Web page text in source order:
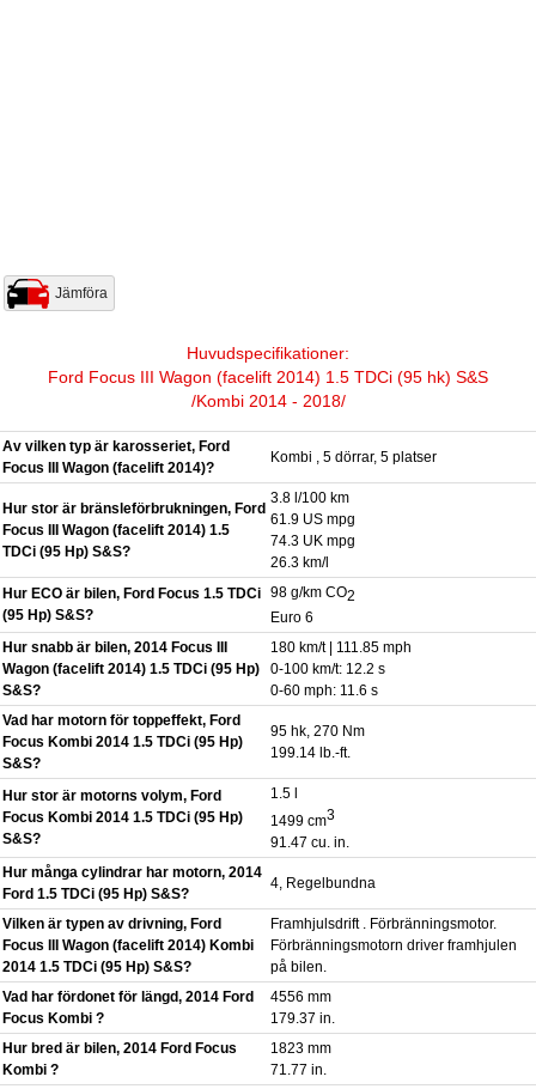
Jämföra
Huvudspecifikationer:
Ford Focus III Wagon (facelift 2014) 1.5 TDCi (95 hk) S&S
/Kombi 2014 - 2018/
Av vilken typ är karosseriet, Ford
Focus III Wagon (facelift 2014)?
Kombi , 5 dörrar, 5 platser
Hur stor är bränsleförbrukningen, Ford
Focus III Wagon (facelift 2014) 1.5
TDCi (95 Hp) S&S?
3.8 l/100 km
61.9 US mpg
74.3 UK mpg
26.3 km/l
Hur ECO är bilen, Ford Focus 1.5 TDCi
(95 Hp) S&S?
98 g/km CO2
Euro 6
Hur snabb är bilen, 2014 Focus III
Wagon (facelift 2014) 1.5 TDCi (95 Hp)
S&S?
180 km/t | 111.85 mph
0-100 km/t: 12.2 s
0-60 mph: 11.6 s
Vad har motorn för toppeffekt, Ford
Focus Kombi 2014 1.5 TDCi (95 Hp)
S&S?
95 hk, 270 Nm
199.14 lb.-ft.
Hur stor är motorns volym, Ford
Focus Kombi 2014 1.5 TDCi (95 Hp)
S&S?
1.5 l
1499 cm3
91.47 cu. in.
Hur många cylindrar har motorn, 2014
Ford 1.5 TDCi (95 Hp) S&S?
4, Regelbundna
Vilken är typen av drivning, Ford
Focus III Wagon (facelift 2014) Kombi
2014 1.5 TDCi (95 Hp) S&S?
Framhjulsdrift . Förbränningsmotor.
Förbränningsmotorn driver framhjulen
på bilen.
Vad har fördonet för längd, 2014 Ford
Focus Kombi ?
4556 mm
179.37 in.
Hur bred är bilen, 2014 Ford Focus
Kombi ?
1823 mm
71.77 in.